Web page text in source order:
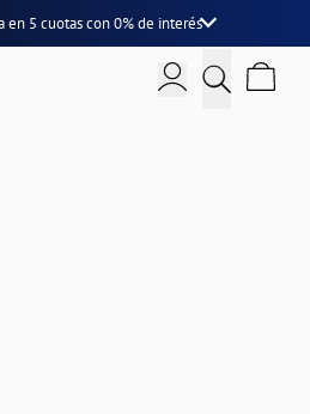
en 5 cuotascon0% de interés